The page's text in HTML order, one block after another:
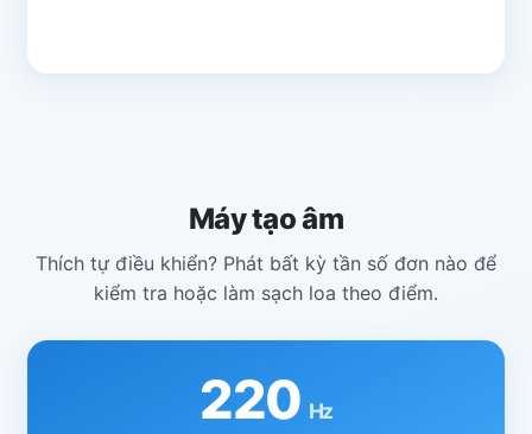
Máy tạo âm
Thích tự điều khiển? Phát bất kỳ tần số đơn nào để
kiểm tra hoặc làm sạch loa theo điểm.
220 Hz